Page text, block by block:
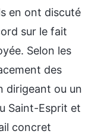
en ont discuté
sur le fait
Selon les
des
dirigeant ou un
Saint-Esprit et
concret